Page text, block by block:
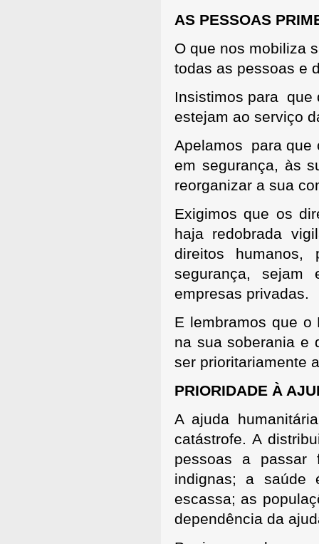
AS PESSOAS
O que nos mobiliza
todas as pessoas e
Insistimos para que
estejam ao serviço
Apelamos para que
em segurança, às
reorganizar a sua
Exigimos que os
haja redobrada
direitos
segurança,
empresas privadas.
E lembramos que
na sua soberania e
ser prioritariamente
PRIORIDADE À
A ajuda
catástrofe. A
pessoas a passar
indignas; a saúde
escassa; as
dependência da